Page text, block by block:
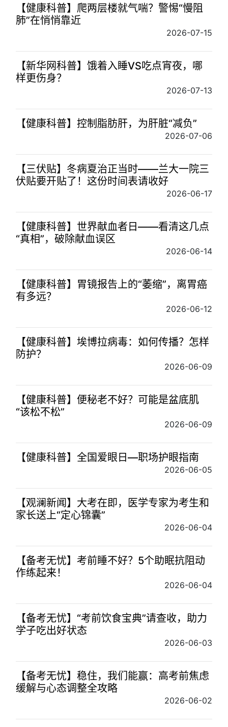
【健康科普】爬两层楼就气喘？警惕“慢阻
肺”在悄悄靠近
2026-07-15
【新华网科普】饿着入睡VS吃点宵夜，哪
样更伤身？
2026-07-13
【健康科普】控制脂肪肝，为肝脏“减负”
2026-07-06
【三伏贴】冬病夏治正当时——兰大一院三
伏贴要开贴了！这份时间表请收好
2026-06-17
【健康科普】世界献血者日——看清这几点
“真相”，破除献血误区
2026-06-14
【健康科普】胃镜报告上的“萎缩”，离胃癌
有多远？
2026-06-12
【健康科普】埃博拉病毒：如何传播？怎样
防护？
2026-06-09
【健康科普】便秘老不好？可能是盆底肌
“该松不松”
2026-06-09
【健康科普】全国爱眼日—职场护眼指南
2026-06-05
【观澜新闻】大考在即，医学专家为考生和
家长送上“定心锦囊”
2026-06-04
【备考无忧】考前睡不好？5个助眠抗阻动
作练起来！
2026-06-04
【备考无忧】“考前饮食宝典”请查收，助力
学子吃出好状态
2026-06-03
【备考无忧】稳住，我们能赢：高考前焦虑
缓解与心态调整全攻略
2026-06-02